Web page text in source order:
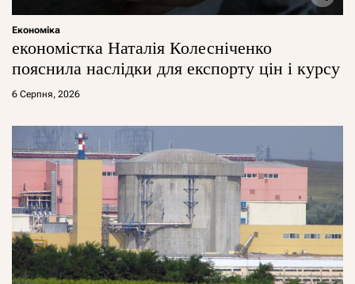
Економіка
економістка Наталія Колесніченко
пояснила наслідки для експорту цін і курсу
6 Серпня, 2026